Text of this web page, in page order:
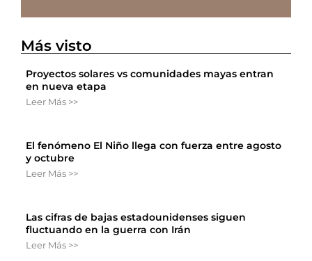
Más visto
Proyectos solares vs comunidades mayas entran
en nueva etapa
Leer Más >>
El fenómeno El Niño llega con fuerza entre agosto
y octubre
Leer Más >>
Las cifras de bajas estadounidenses siguen
fluctuando en la guerra con Irán
Leer Más >>